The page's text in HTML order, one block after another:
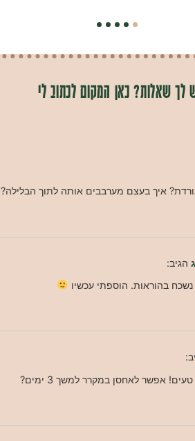
לך שאלות? כאן המקום לכתוב לי
איך בעצם מערבבים אותה לתוך הבלילה?
הגיב:
בהוראות. הוספתי עכשיו
אפשר לאחסן במקרר למשך 3 ימים?